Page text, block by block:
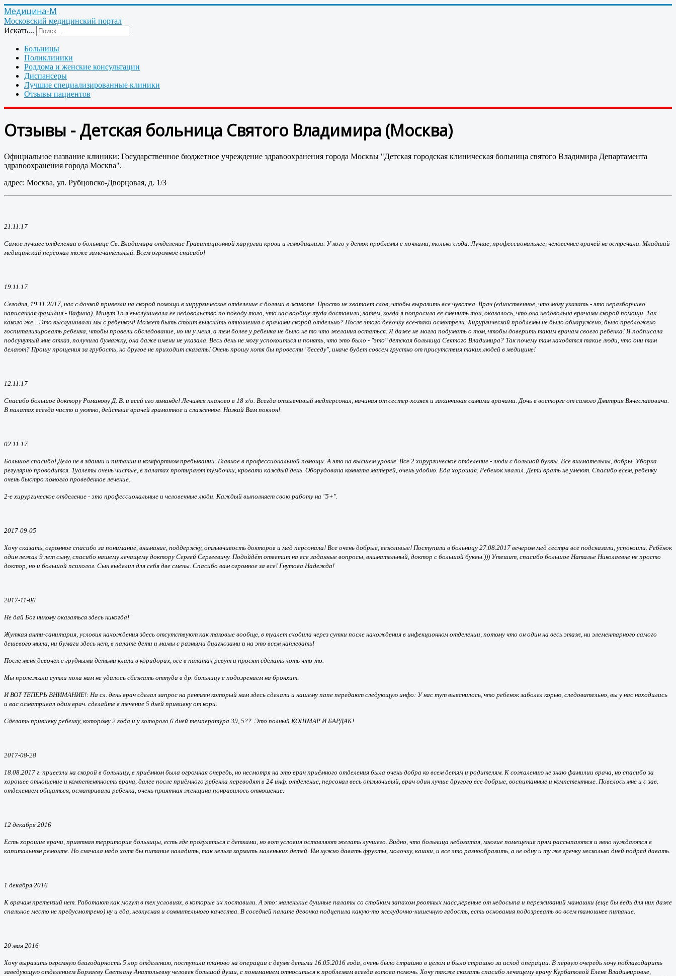
Медицина-М
Московский медицинский портал
Искать...
Больницы
Поликлиники
Роддома и женские консультации
Диспансеры
Лучшие специализированные клиники
Отзывы пациентов
Отзывы - Детская больница Святого Владимира (Москва)
Официальное название клиники: Государственное бюджетное учреждение здравоохранения города Москвы "Детская городская клиническая больница святого Владимира Департамента
здравоохранения города Москва".
адрес: Москва, ул. Рубцовско-Дворцовая, д. 1/3
21.11.17
Самое лучшее отделении в больнице Св. Владимира отделение Гравитационной хирургии крови и гемодиализа. У кого у деток проблемы с почками, только сюда. Лучше, профессиональнее, человечнее врачей не встречала. Младший
медицинский персонал тоже замечательный. Всем огромное спасибо!
19.11.17
Сегодня, 19.11.2017, нас с дочкой привезли на скорой помощи в хирургическое отделение с болями в животе. Просто не хватает слов, чтобы выразить все чувства. Врач (единственное, что могу указать - это неразборчиво
написанная фамилия - Вафина). Минут 15 я выслушивала ее недовольство по поводу того, что нас вообще туда доставили, затем, когда я попросила ее сменить тон, оказалось, что она недовольна врачами скорой помощи. Так
какого же... Это выслушивали мы с ребенком! Может быть стоит выяснить отношения с врачами скорой отдельно? После этого девочку все-таки осмотрели. Хирургической проблемы не было обнаружено, было предложено
госпитализировать ребенка, чтобы провели обследование, но ни у меня, а тем более у ребенка не было не то что желания остаться. Я даже не могла подумать о том, чтобы доверить таким врачам своего ребенка! Я подписала
подсунутый мне отказ, получила бумажку, она даже имени не указала. Весь день не могу успокоиться и понять, что это было - "это" детская больница Святого Владимира? Так почему там находятся такие люди, что они там
делают? Прошу прощения за грубость, но другое не приходит сказать! Очень прошу хотя бы провести "беседу", иначе будет совсем грустно от присутствия таких людей в медицине!
12.11.17
Спасибо большое доктору Романову Д. В. и всей его команде! Лечимся планово в 18 х/о. Всегда отзывчивый медперсонал, начиная от сестер-хозяек и заканчивая самими врачами. Дочь в восторге от самого Дмитрия Вячеславовича.
В палатах всегда чисто и уютно, действие врачей грамотное и слаженное. Низкий Вам поклон!
02.11.17
Большое спасибо! Дело не в здании и питании и комфортном пребывании. Главное в профессиональной помощи. А это на высшем уровне. Всё 2 хирургическое отделение - люди с большой буквы. Все внимательны, добры. Уборка
регулярно проводится. Туалеты очень чистые, в палатах протирают тумбочки, кровати каждый день. Оборудована комната матерей, очень удобно. Еда хорошая. Ребенок хвалил. Дети врать не умеют. Спасибо всем, ребенку
очень быстро помогло проведенное лечение.
2-е хирургическое отделение - это профессиональные и человечные люди. Каждый выполняет свою работу на "5+".
2017-09-05
Хочу сказать, огромное спасибо за понимание, внимание, поддержку, отзывчивость докторов и мед персонала! Все очень добрые, вежливые! Поступили в больницу 27.08.2017 вечером мед сестра все подсказали, успокоили. Ребёнок
один лежал 9 лет сыну, спасибо нашему лечащему доктору Сергей Сергеевичу. Подойдёт ответит на все заданные вопросы, внимательный, доктор с большой буквы.))) Утешит, спасибо большое Наталье Николаевне не просто
доктор, но и большой психолог. Сын выделил для себя две смены. Спасибо вам огромное за все! Гнутова Надежда!
2017-11-06
Не дай Бог никому оказаться здесь никогда!
Жуткая анти-санитария, условия нахождения здесь отсутствуют как таковые вообще, в туалет сходила через сутки после нахождения в инфекционном отделении, потому что он один на весь этаж, ни элементарного самого
дешевого мыла, ни бумаги здесь нет, в палате дети и мамы с разными диагнозами и на это всем наплевать!
После меня девочек с грудными детьми клали в коридорах, все в палатах ревут и просят сделать хоть что-то.
Мы пролежали сутки пока нам не удалось сбежать оттуда в др. больницу с подозрением на бронхит.
И ВОТ ТЕПЕРЬ ВНИМАНИЕ!: На сл. день врач сделал запрос на рентген который нам здесь сделали и нашему папе передают следующую инфо: У нас тут выяснилось, что ребенок заболел корью, следовательно, вы у нас находились
и вас осматривал один врач. сделайте в течение 5 дней прививку от кори.
Сделать прививку ребенку, которому 2 года и у которого 6 дней температура 39, 5?? Это полный КОШМАР И БАРДАК!
2017-08-28
18.08.2017 г. привезли на скорой в больницу, в приёмном была огромная очередь, но несмотря на это врач приёмного отделения была очень добра ко всем детям и родителям. К сожалению не знаю фамилии врача, но спасибо за
хорошее отношение и компетентность врача, далее после приёмного ребенка переводят в 24 инф. отделение, персонал весь отзывчивый, врач один лучше другого все добрые, воспитанные и компетентные. Повелось мне и с зав.
отделением общаться, осматривала ребенка, очень приятная женщина понравилось отношение.
12 декабря 2016
Есть хорошие врачи, приятная территория больницы, есть где прогуляться с детками, но вот условия оставляют желать лучшего. Видно, что больница небогатая, многие помещения прям рассыпаются и явно нуждаются в
капитальном ремонте. Но сначала надо хотя бы питание наладить, так нельзя кормить маленьких детей. Им нужно давать фрукты, молочку, кашки, и все это разнообразить, а не одну и ту же гречку несколько дней подряд давать.
1 декабря 2016
К врачам претензий нет. Работают как могут в тех условиях, в которые их поставили. А это: маленькие душные палаты со стойким запахом рвотных масс,нервные от недосыпа и переживаний мамашки (еще бы ведь для них даже
спальное место не предусмотрено) ну и еда, невкусная и сомнительного качества. В соседней палате девочка подцепила какую-то желудочно-кишечную гадость, есть основания подозревать во всем тамошнее питание.
20 мая 2016
Хочу выразить огромную благодарность 5 лор отделению, поступили планово на операции с двумя детьми 16.05.2016 года, очень было страшно в целом и было страшно за исход операции. В первую очередь хочу поблагодарить
заведующую отделением Борзаеву Светлану Анатольевну человек большой души, с пониманием относиться к проблемам всегда готова помочь. Хочу также сказать спасибо лечащему врачу Курбатовой Елене Владимировне,